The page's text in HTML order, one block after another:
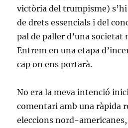
victòria del trumpisme)
de drets essencials i del
pal de paller d’una societat
Entrem en una etapa
cap on ens portarà.
No era la meva intenció
comentari amb una ràpida
eleccions nord-